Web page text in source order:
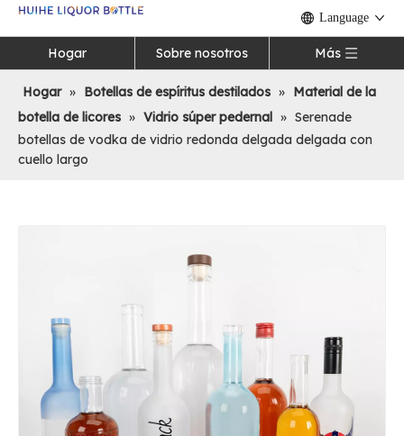
Language
Hogar Sobre nosotros Más
Hogar » Botellas de espíritus destilados » Material de la
botella de licores » Vidrio súper pedernal » Serenade
botellas de vodka de vidrio redonda delgada delgada con
cuello largo